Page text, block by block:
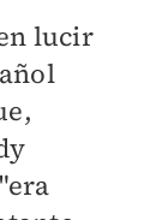
lucir